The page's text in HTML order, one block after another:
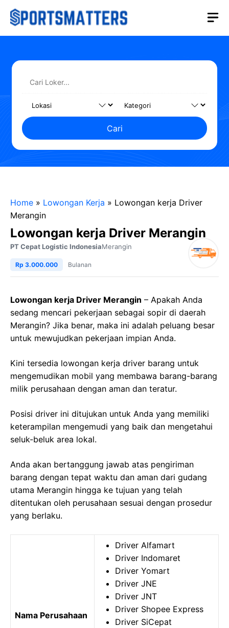
Langsung
Cari
Home » Lowongan Kerja » Lowongan kerja Driver
Merangin
Lowongan kerja Driver Merangin
PT Cepat Logistic IndonesiaMerangin
Rp 3.000.000 Bulanan
Lowongan kerja Driver Merangin – Apakah Anda
sedang mencari pekerjaan sebagai sopir di daerah
Merangin? Jika benar, maka ini adalah peluang besar
untuk mewujudkan pekerjaan impian Anda.
Kini tersedia lowongan kerja driver barang untuk
mengemudikan mobil yang membawa barang-barang
milik perusahaan dengan aman dan teratur.
Posisi driver ini ditujukan untuk Anda yang memiliki
keterampilan mengemudi yang baik dan mengetahui
seluk-beluk area lokal.
Anda akan bertanggung jawab atas pengiriman
barang dengan tepat waktu dan aman dari gudang
utama Merangin hingga ke tujuan yang telah
ditentukan oleh perusahaan sesuai dengan prosedur
yang berlaku.
Nama Perusahaan
Driver Alfamart
Driver Indomaret
Driver Yomart
Driver JNE
Driver JNT
Driver Shopee Express
Driver SiCepat